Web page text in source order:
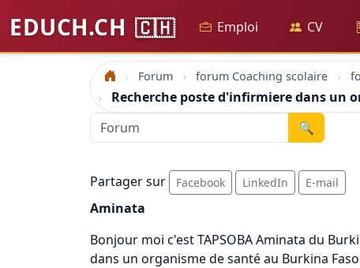
EDUCH.CH 🇨🇭 Emploi CV
Accueil Forum forum Coaching scolaire
Recherche poste d'infirmiere dans un
🔍
Partager sur Facebook LinkedIn E-mail
Aminata
Bonjour moi c'est TAPSOBA Aminata du
dans un organisme de santé au Burkina